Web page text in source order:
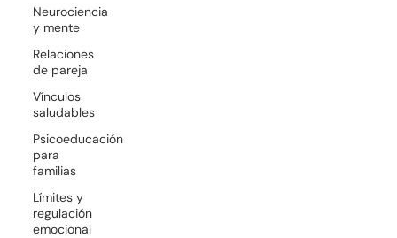
Neurociencia
y mente
Relaciones
de pareja
Vínculos
saludables
Psicoeducación
para
familias
Límites y
regulación
emocional